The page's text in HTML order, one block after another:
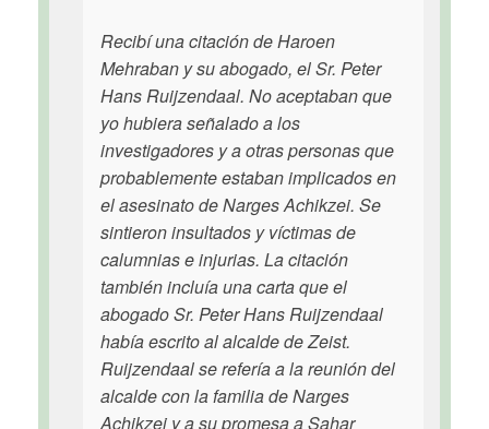
Recibí una citación de Haroen
Mehraban y su abogado, el Sr. Peter
Hans Ruijzendaal. No aceptaban que
yo hubiera señalado a los
investigadores y a otras personas que
probablemente estaban implicados en
el asesinato de Narges Achikzei. Se
sintieron insultados y víctimas de
calumnias e injurias. La citación
también incluía una carta que el
abogado Sr. Peter Hans Ruijzendaal
había escrito al alcalde de Zeist.
Ruijzendaal se refería a la reunión del
alcalde con la familia de Narges
Achikzei y a su promesa a Sahar